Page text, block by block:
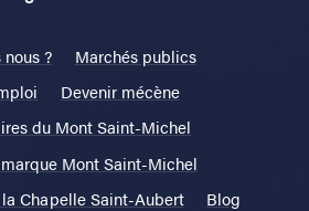
?
Marchés publics
Devenir mécène
du Mont Saint-Michel
Mont Saint-Michel
Chapelle Saint-Aubert
Blog